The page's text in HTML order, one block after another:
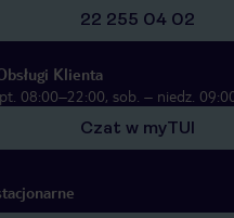
22 255 04 02
Klienta
08:00–22:00, sob. – niedz.
Czat w myTUI